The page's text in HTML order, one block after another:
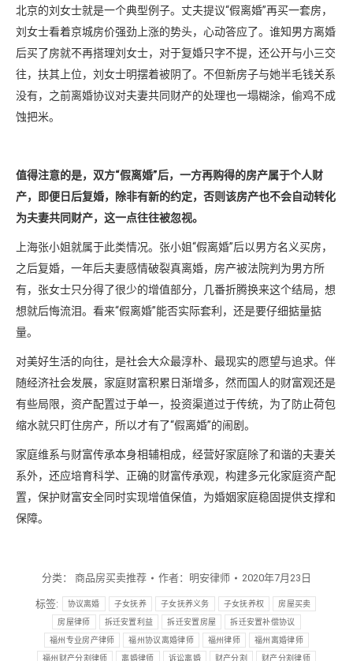
北京的刘女士就是一个典型例子。丈夫提议“假离婚”再买一套房，
刘女士看着京城房价强劲上涨的势头，心动答应了。谁知男方离婚
后买了房就不再搭理刘女士，对于复婚只字不提，还公开与小三交
往，扶其上位，刘女士明摆着被阴了。不但新房子与她半毛钱关系
没有，之前离婚协议对夫妻共同财产的处理也一塌糊涂，偷鸡不成
蚀把米。
值得注意的是，双方“假离婚”后，一方再购得的房产属于个人财
产，即便日后复婚，除非有新的约定，否则该房产也不会自动转化
为夫妻共同财产，这一点往往被忽视。
上海张小姐就属于此类情况。张小姐“假离婚”后以男方名义买房，
之后复婚，一年后夫妻感情破裂真离婚，房产被法院判为男方所
有，张女士只分得了很少的增值部分，几番折腾换来这个结局，想
想就后悔流泪。看来“假离婚”能否实际套利，还是要仔细掂量掂
量。
对美好生活的向往，是社会大众最淳朴、最现实的愿望与追求。伴
随经济社会发展，家庭财富积累日渐增多，然而国人的财富观还是
有些局限，资产配置过于单一，投资渠道过于传统，为了防止荷包
缩水就只盯住房产，所以才有了“假离婚”的闹剧。
家庭维系与财富传承本身相辅相成，经营好家庭除了和谐的夫妻关
系外，还应培育科学、正确的财富传承观，构建多元化家庭资产配
置，保护财富安全同时实现增值保值，为婚姻家庭稳固提供支撑和
保障。
分类： 商品房买卖推荐 作者： 明安律师 2020年7月23日
标签: 协议离婚 子女抚养 子女抚养义务 子女抚养权 房屋买卖
房屋律师 拆迁安置利益 拆迁安置房屋 拆迁安置补偿协议
福州专业房产律师 福州协议离婚律师 福州律师 福州离婚律师
福州财产分割律师 离婚律师 诉讼离婚 财产分割 财产分割律师